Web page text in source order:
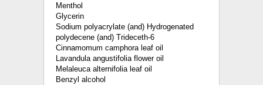
Menthol
Glycerin
Sodium polyacrylate (and) Hydrogenated
polydecene (and) Trideceth-6
Cinnamomum camphora leaf oil
Lavandula angustifolia flower oil
Melaleuca alternifolia leaf oil
Benzyl alcohol